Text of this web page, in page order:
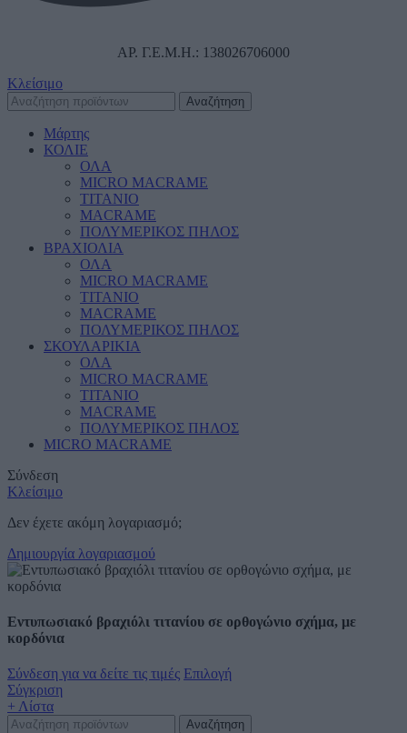
ΑΡ. Γ.Ε.Μ.Η.: 138026706000
Κλείσιμο
Αναζήτηση
Μάρτης
ΚΟΛΙΕ
ΟΛΑ
MICRO MACRAME
ΤΙΤΑΝΙΟ
MACRAME
ΠΟΛΥΜΕΡΙΚΟΣ ΠΗΛΟΣ
ΒΡΑΧΙΟΛΙΑ
ΟΛΑ
MICRO MACRAME
ΤΙΤΑΝΙΟ
MACRAME
ΠΟΛΥΜΕΡΙΚΟΣ ΠΗΛΟΣ
ΣΚΟΥΛΑΡΙΚΙΑ
ΟΛΑ
MICRO MACRAME
ΤΙΤΑΝΙΟ
MACRAME
ΠΟΛΥΜΕΡΙΚΟΣ ΠΗΛΟΣ
MICRO MACRAME
Σύνδεση
Κλείσιμο
Δεν έχετε ακόμη λογαριασμό;
Δημιουργία λογαριασμού
Εντυπωσιακό βραχιόλι τιτανίου σε ορθογώνιο σχήμα, με
κορδόνια
Σύνδεση για να δείτε τις τιμές Επιλογή
Σύγκριση
+ Λίστα
Αναζήτηση